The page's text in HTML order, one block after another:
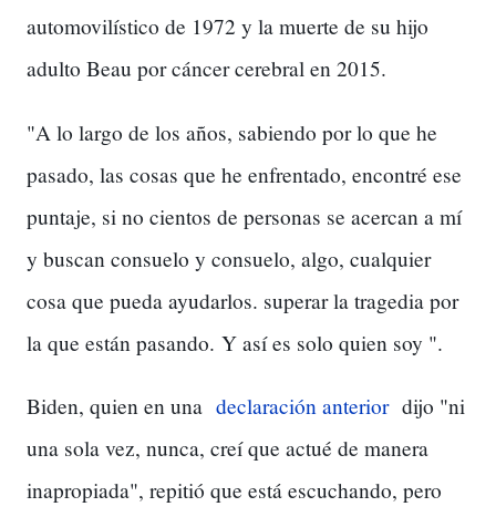
automovilístico de 1972 y la muerte de su hijo
adulto Beau por cáncer cerebral en 2015.
"A lo largo de los años, sabiendo por lo que he
pasado, las cosas que he enfrentado, encontré ese
puntaje, si no cientos de personas se acercan a mí
y buscan consuelo y consuelo, algo, cualquier
cosa que pueda ayudarlos. superar la tragedia por
la que están pasando. Y así es solo quien soy ".
Biden, quien en una declaración anteriordijo "ni
una sola vez, nunca, creí que actué de manera
inapropiada", repitió que está escuchando, pero